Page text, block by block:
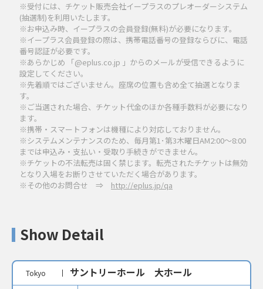
※受付には、チケット販売会社イープラスのプレオーダーシステム
(抽選制)を利用いたします。
※お申込み時、イープラスの会員登録(無料)が必要になります。
※イープラス会員登録の際は、携帯電話番号の登録ならびに、電話
番号認証が必要です。
※あらかじめ 「@eplus.co.jp 」からのメールが受信できるように
設定してください。
※先着順ではございません。座席の位置も含め全て抽選となりま
す。
※ご当選された場合、チケット代金のほか各種手数料が必要になり
ます。
※携帯・スマートフォンは機種により対応しておりません。
※システムメンテナンスのため、毎月第1･第3木曜日AM2:00～8:00
までは申込み・支払い・受取り手続きができません。
※チケットの不法転売は固く禁じます。転売されたチケットは無効
となり入場をお断りさせていただく場合があります。
※その他のお問合せ ⇒ http://eplus.jp/qa
Show Detail
Tokyo サントリーホール 大ホール